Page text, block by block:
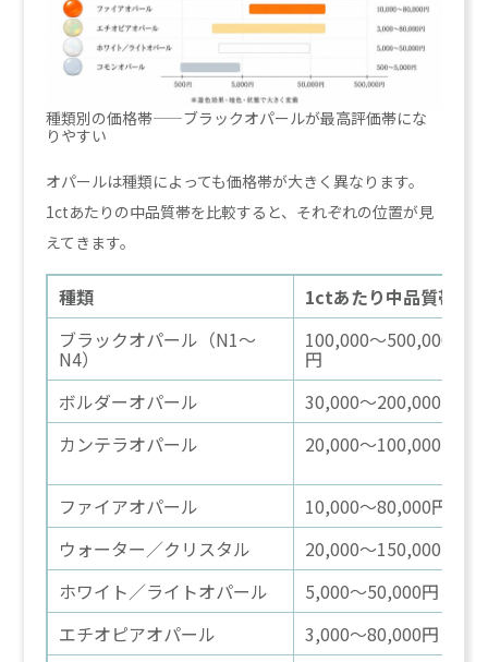
種類別の価格帯——ブラックオパールが最高評価帯にな
りやすい
オパールは種類によっても価格帯が大きく異なります。
1ctあたりの中品質帯を比較すると、それぞれの位置が見
えてきます。
種類 1ctあたり中品質帯
ブラックオパール（N1〜
N4）
100,000〜500,000
円
ボルダーオパール 30,000〜200,000円
カンテラオパール
20,000〜100,000円
ファイアオパール
10,000〜80,000円
ウォーター／クリスタル
20,000〜150,000円
ホワイト／ライトオパール
5,000〜50,000円
エチオピアオパール
3,000〜80,000円